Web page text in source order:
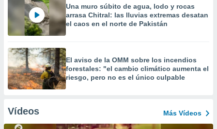
Una muro súbito de agua, lodo y rocas
arrasa Chitral: las lluvias extremas desatan
el caos en el norte de Pakistán
El aviso de la OMM sobre los incendios
forestales: "el cambio climático aumenta el
riesgo, pero no es el único culpable
Vídeos Más Vídeos